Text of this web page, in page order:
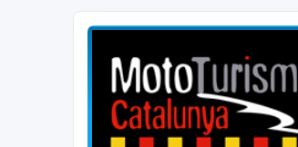
Mototurisme
Turisme en moto en català